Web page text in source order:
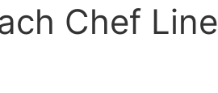
Chef Line